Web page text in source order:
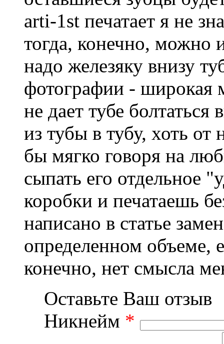
arti-1st печатает я не
тогда, конечно, можно
надо железяку внизу
фотографии - широкая
не дает тубе
из тубы в тубу, хоть от
бы мягко говоря на
сыпать его отдельное
коробки и печатаешь
написано в статье
определенном объеме,
конечно, нет смысла
Оставьте Ваш отзыв
Никнейм *